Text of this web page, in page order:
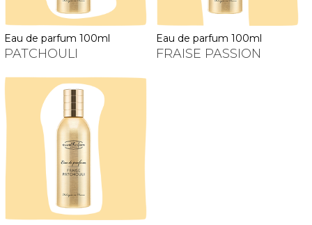
eau de parfum 100ml
PATCHOULI
eau de parfum 100ml
FRAISE PASSION